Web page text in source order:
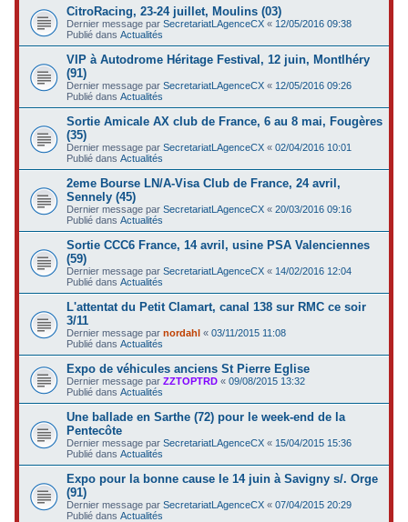
CitroRacing, 23-24 juillet, Moulins (03)
Dernier message parSecretariatLAgenceCX « 12/05/2016 09:38
Publié dansActualités
VIP à Autodrome Héritage Festival, 12 juin, Montlhéry
(91)
Dernier message parSecretariatLAgenceCX « 12/05/2016 09:26
Publié dansActualités
Sortie Amicale AX club de France, 6 au 8 mai, Fougères
(35)
Dernier message parSecretariatLAgenceCX «02/04/2016 10:01
Publié dansActualités
2eme Bourse LN/A-Visa Club de France, 24 avril,
Sennely (45)
Dernier message parSecretariatLAgenceCX «20/03/2016 09:16
Publié dansActualités
Sortie CCC6 France, 14 avril, usine PSA Valenciennes
(59)
Dernier message parSecretariatLAgenceCX « 14/02/2016 12:04
Publié dansActualités
L'attentat du Petit Clamart, canal 138 sur RMC ce soir
3/11
Dernier message parnordahl «03/11/2015 11:08
Publié dansActualités
Expo de véhicules anciens St Pierre Eglise
Dernier message parZZTOPTRD «09/08/2015 13:32
Publié dansActualités
Une ballade en Sarthe (72) pour le week-end de la
Pentecôte
Dernier message parSecretariatLAgenceCX « 15/04/2015 15:36
Publié dansActualités
Expo pour la bonne cause le 14 juin à Savigny s/. Orge
(91)
Dernier message parSecretariatLAgenceCX «07/04/2015 20:29
Publié dansActualités